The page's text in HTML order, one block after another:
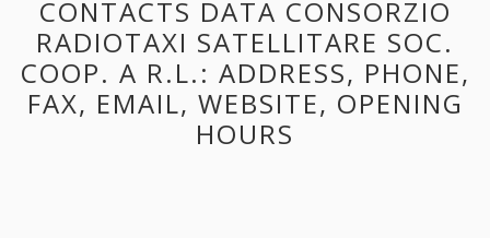
CONTACTS DATA CONSORZIO
RADIOTAXI SATELLITARE SOC.
COOP. A R.L.: ADDRESS, PHONE,
FAX, EMAIL, WEBSITE, OPENING
HOURS